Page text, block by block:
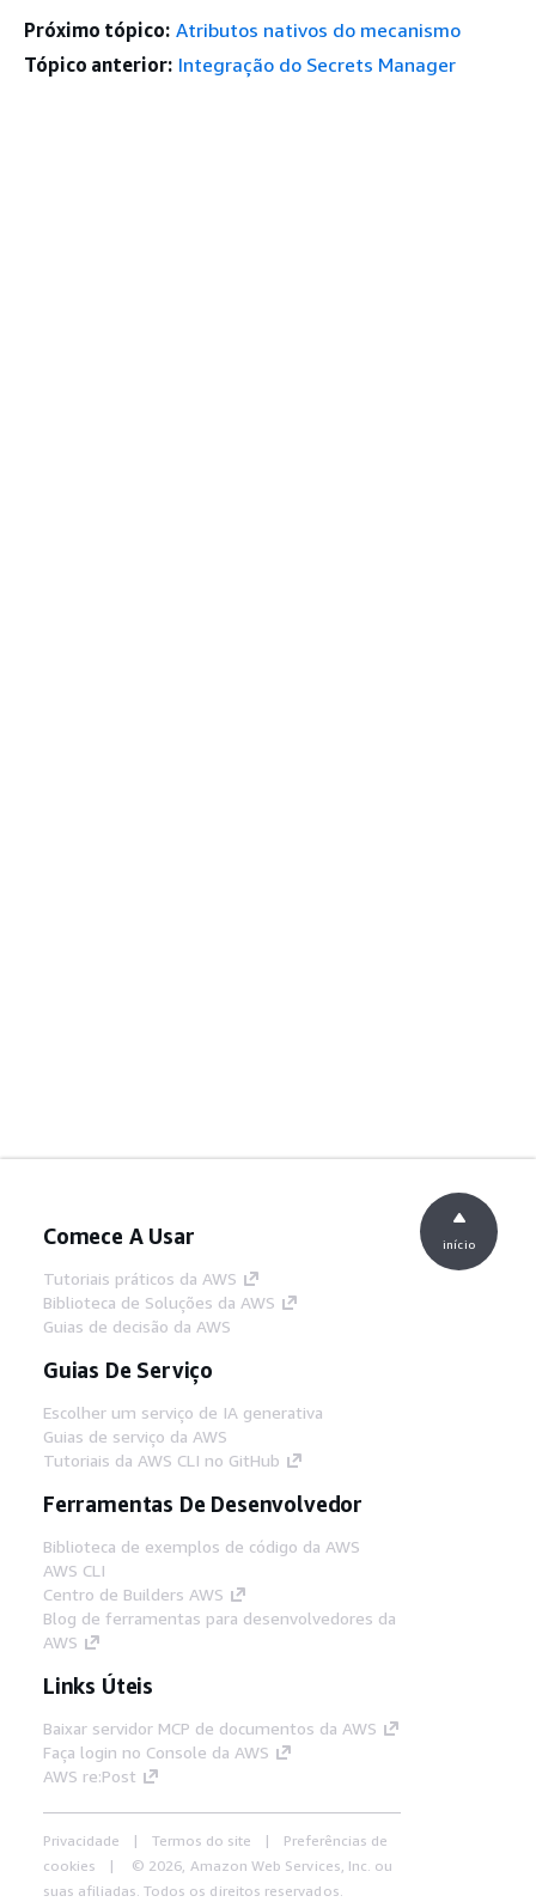
Próximo tópico: Atributos nativos do mecanismo
Tópico anterior: Integração do Secrets Manager
Comece A Usar
Tutoriais práticos da AWS
Biblioteca de Soluções da AWS
Guias de decisão da AWS
Guias De Serviço
Escolher um serviço de IA generativa
Guias de serviço da AWS
Tutoriais da AWS CLI no GitHub
Ferramentas De Desenvolvedor
Biblioteca de exemplos de código da AWS
AWS CLI
Centro de Builders AWS
Blog de ferramentas para desenvolvedores da
AWS
Links Úteis
Baixar servidor MCP de documentos da AWS
Faça login no Console da AWS
AWS re:Post
Privacidade Termos do site
Preferências de
cookies
© 2026, Amazon Web Services, Inc. ou
suas afiliadas. Todos os direitos reservados.
início